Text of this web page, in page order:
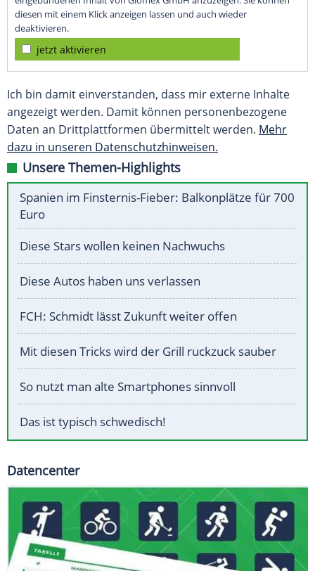
diesen mit einem Klick anzeigen lassen und auch wieder
deaktivieren.
jetzt aktivieren
Ich bin damit einverstanden, dass mir externe Inhalte
angezeigt werden. Damit können personenbezogene
Daten an Drittplattformen übermittelt werden. Mehr
dazu in unseren Datenschutzhinweisen.
Unsere Themen-Highlights
Spanien im Finsternis-Fieber: Balkonplätze für 700
Euro
Diese Stars wollen keinen Nachwuchs
Diese Autos haben uns verlassen
FCH: Schmidt lässt Zukunft weiter offen
Mit diesen Tricks wird der Grill ruckzuck sauber
So nutzt man alte Smartphones sinnvoll
Das ist typisch schwedisch!
Datencenter